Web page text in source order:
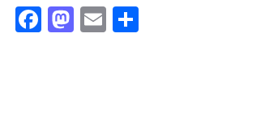
Facebook
Mastodon
Email